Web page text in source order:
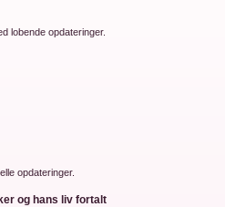
lobende opdateringer.
opdateringer.
og hans liv fortalt